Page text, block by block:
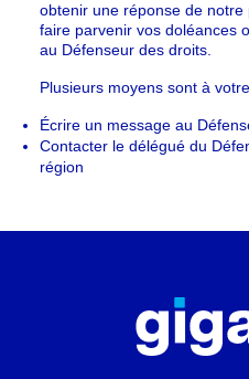
obtenir une réponse de
faire parvenir vos doléances
au Défenseur des droits.
Plusieurs moyens sont à
Écrire un message au
Contacter le délégué du
région